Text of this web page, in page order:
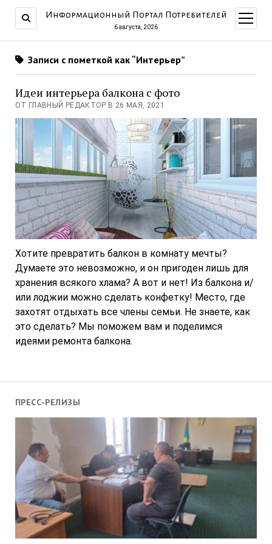
Информационный Портал Потребителей
6 августа, 2026
меню
ПРЕСС-РЕЛИЗЫ
Записи с пометкой как “Интерьер”
Идеи интерьера балкона с фото
ОТ ГЛАВНЫЙ РЕДАКТОР В 26 МАЯ, 2021
Хотите превратить балкон в комнату мечты?
Думаете это невозможно, и он пригоден лишь для
хранения всякого хлама? А вот и нет! Из балкона и/
или лоджии можно сделать конфетку! Место, где
захотят отдыхать все члены семьи. Не знаете, как
это сделать? Мы поможем вам и поделимся
идеями ремонта балкона.